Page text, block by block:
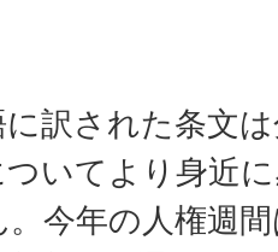
訳された条文
いてより身近
今年の人権週